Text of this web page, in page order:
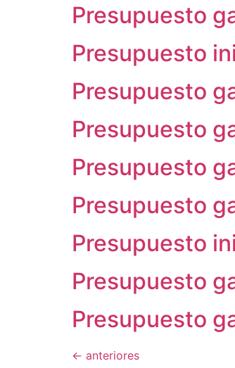
Presupuesto
Presupuesto
Presupuesto
Presupuesto
Presupuesto
Presupuesto
Presupuesto
Presupuesto
Presupuesto
← anteriores